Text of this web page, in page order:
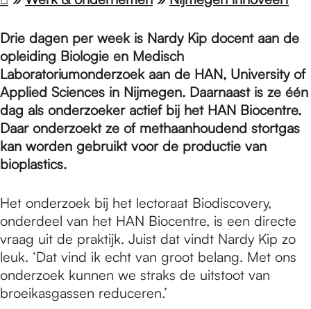
e
p
a
g
e
Drie dagen per week is Nardy Kip docent aan de
opleiding Biologie en Medisch
Laboratoriumonderzoek aan de HAN, University of
Applied Sciences in Nijmegen. Daarnaast is ze één
dag als onderzoeker actief bij het HAN Biocentre.
Daar onderzoekt ze of methaanhoudend stortgas
kan worden gebruikt voor de productie van
bioplastics.
Het onderzoek bij het lectoraat Biodiscovery,
onderdeel van het HAN Biocentre, is een directe
vraag uit de praktijk. Juist dat vindt Nardy Kip zo
leuk. ‘Dat vind ik echt van groot belang. Met ons
onderzoek kunnen we straks de uitstoot van
broeikasgassen reduceren.’